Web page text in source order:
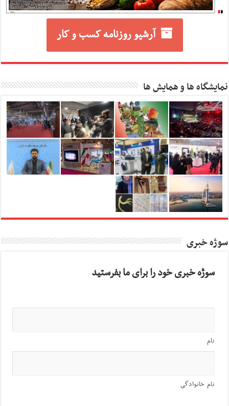
آرشیو روزنامه کسب و کار
نمایشگاه ها و همایش ها
سوژه خبری
سوژه خبری خود را برای ما بفرستید
نام
نام خانوادگی